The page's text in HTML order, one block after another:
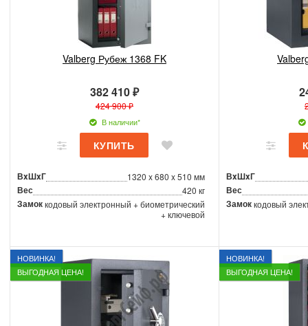
Valberg Рубеж 1368 FK
382 410 ₽
424 900 ₽
В наличии*
ВxШxГ 1320 x 680 x 510 мм
Вес 420 кг
Замоккодовый электронный + биометрический
+ ключевой
ВxШxГ
Вес
Замоккодовый
НОВИНКА!
ВЫГОДНАЯ ЦЕНА!
НОВИНКА!
ВЫГОДНАЯ ЦЕНА!